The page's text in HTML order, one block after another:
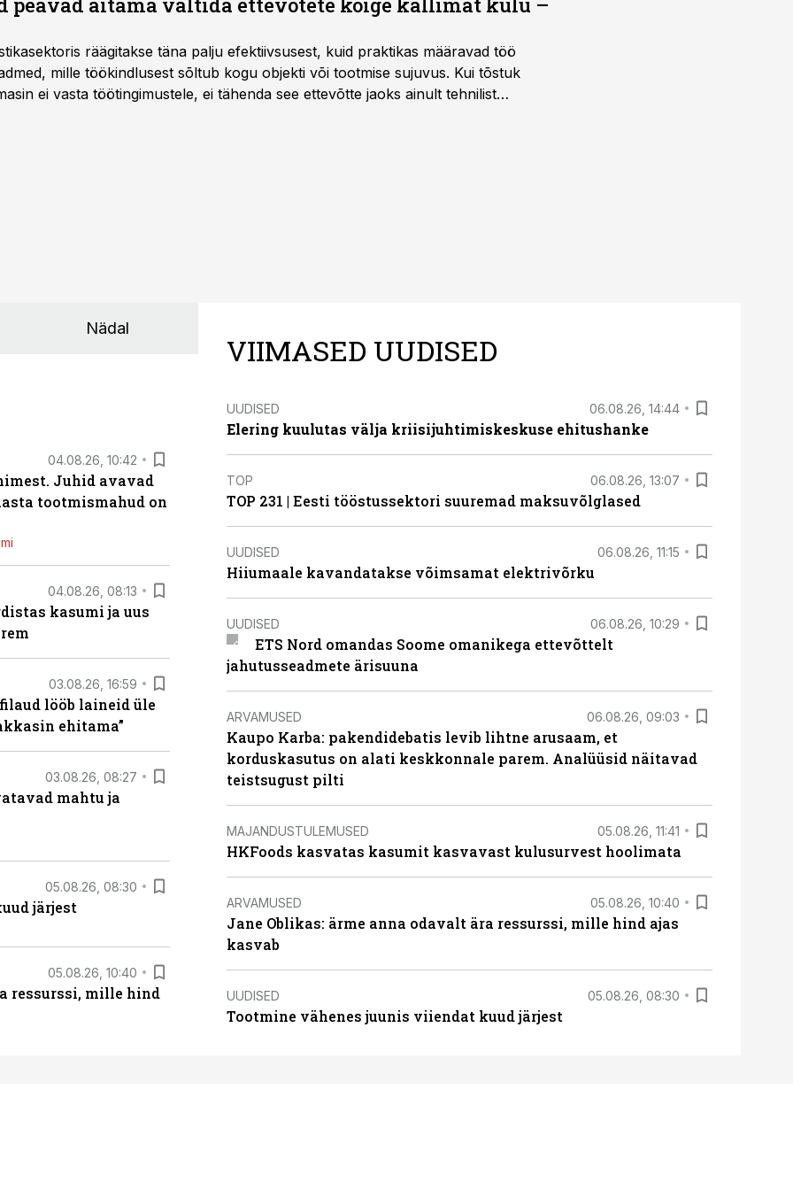
räägitakse täna palju efektiivsusest, kuid praktikas määravad töö
mille töökindlusest sõltub kogu objekti või tootmise sujuvus. Kui tõstuk
ei vasta töötingimustele, ei tähenda see ettevõtte jaoks ainult tehnilist
Nädal
04.08.26, 10:42
Juhid avavad
tootmismahud on
04.08.26, 08:13
kasumi ja uus
03.08.26, 16:59
lööb laineid üle
ehitama”
03.08.26, 08:27
mahtu ja
05.08.26, 08:30
järjest
05.08.26, 10:40
ressurssi, mille hind
VIIMASED UUDISED
UUDISED 06.08.26, 14:44
Elering kuulutas välja kriisijuhtimiskeskuse ehitushanke
TOP 06.08.26, 13:07
TOP 231 | Eesti tööstussektori suuremad maksuvõlglased
UUDISED 06.08.26, 11:15
Hiiumaale kavandatakse võimsamat elektrivõrku
UUDISED 06.08.26, 10:29
ETS Nord omandas Soome omanikega ettevõttelt
jahutusseadmete ärisuuna
ARVAMUSED 06.08.26, 09:03
Kaupo Karba: pakendidebatis levib lihtne arusaam, et
korduskasutus on alati keskkonnale parem. Analüüsid näitavad
teistsugust pilti
MAJANDUSTULEMUSED 05.08.26, 11:41
HKFoods kasvatas kasumit kasvavast kulusurvest hoolimata
ARVAMUSED 05.08.26, 10:40
Jane Oblikas: ärme anna odavalt ära ressurssi, mille hind ajas
kasvab
UUDISED 05.08.26, 08:30
Tootmine vähenes juunis viiendat kuud järjest